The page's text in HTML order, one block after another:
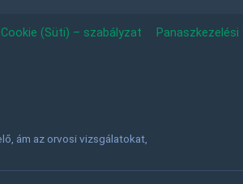
Cookie (Süti) – szabályzat
ám az orvosi vizsgálatokat,